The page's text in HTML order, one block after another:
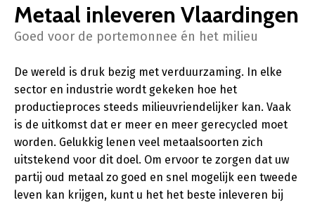
Metaal inleveren Vlaardingen
Goed voor de portemonnee én het milieu
De wereld is druk bezig met verduurzaming. In elke
sector en industrie wordt gekeken hoe het
productieproces steeds milieuvriendelijker kan. Vaak
is de uitkomst dat er meer en meer gerecycled moet
worden. Gelukkig lenen veel metaalsoorten zich
uitstekend voor dit doel. Om ervoor te zorgen dat uw
partij oud metaal zo goed en snel mogelijk een tweede
leven kan krijgen, kunt u het het beste inleveren bij